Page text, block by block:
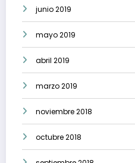
junio 2019
mayo 2019
abril 2019
marzo 2019
noviembre 2018
octubre 2018